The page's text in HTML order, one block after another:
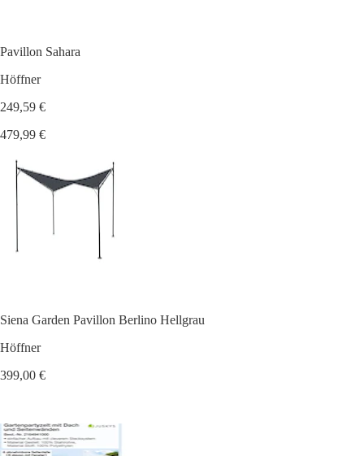
Pavillon Sahara
Höffner
249,59 €
479,99 €
Siena Garden Pavillon Berlino Hellgrau
Höffner
399,00 €